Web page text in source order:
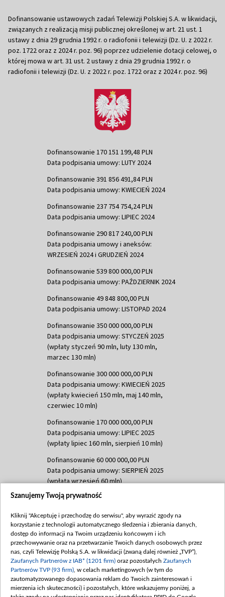
Dofinansowanie ustawowych zadań Telewizji Polskiej S.A. w likwidacji,
związanych z realizacją misji publicznej określonej w art. 21 ust. 1
ustawy z dnia 29 grudnia 1992 r. o radiofonii i telewizji (Dz. U. z 2022 r.
poz. 1722 oraz z 2024 r. poz. 96) poprzez udzielenie dotacji celowej, o
której mowa w art. 31 ust. 2 ustawy z dnia 29 grudnia 1992 r. o
radiofonii i telewizji (Dz. U. z 2022 r. poz. 1722 oraz z 2024 r. poz. 96)
Dofinansowanie 170 151 199,48 PLN
Data podpisania umowy: LUTY 2024
Dofinansowanie 391 856 491,84 PLN
Data podpisania umowy: KWIECIEŃ 2024
Dofinansowanie 237 754 754,24 PLN
Data podpisania umowy: LIPIEC 2024
Dofinansowanie 290 817 240,00 PLN
Data podpisania umowy i aneksów:
WRZESIEŃ 2024 i GRUDZIEŃ 2024
Dofinansowanie 539 800 000,00 PLN
Data podpisania umowy: PAŹDZIERNIK 2024
Dofinansowanie 49 848 800,00 PLN
Data podpisania umowy: LISTOPAD 2024
Dofinansowanie 350 000 000,00 PLN
Data podpisania umowy: STYCZEŃ 2025
(wpłaty styczeń 90 mln, luty 130 mln,
marzec 130 mln)
Dofinansowanie 300 000 000,00 PLN
Data podpisania umowy: KWIECIEŃ 2025
(wpłaty kwiecień 150 mln, maj 140 mln,
czerwiec 10 mln)
Dofinansowanie 170 000 000,00 PLN
Data podpisania umowy: LIPIEC 2025
(wpłaty lipiec 160 mln, sierpień 10 mln)
Dofinansowanie 60 000 000,00 PLN
Data podpisania umowy: SIERPIEŃ 2025
(wpłata wrzesień 60 mln)
Dofinansowanie 635 783 051,21 PLN
(wpłata wrzesień 100 mln, październik 350
mln, listopad 265 mln)
Dofinansowanie 48 862 000,00 PLN
Data podpisania umowy: GRUDZIEŃ 2025
(wpłata grudzień 60,548 mln)
Dofinansowanie 900 000 000,00 PLN
Data podpisania umowy: LUTY 2026 (wpłata
Szanujemy Twoją prywatność
Kliknij "Akceptuję i przechodzę do serwisu", aby wyrazić zgody na
korzystanie z technologii automatycznego śledzenia i zbierania danych,
dostęp do informacji na Twoim urządzeniu końcowym i ich
przechowywanie oraz na przetwarzanie Twoich danych osobowych przez
nas, czyli Telewizję Polską S.A. w likwidacji (zwaną dalej również „TVP”),
Zaufanych Partnerów z IAB* (1201 firm) oraz pozostałych Zaufanych
Partnerów TVP (93 firm) , w celach marketingowych (w tym do
zautomatyzowanego dopasowania reklam do Twoich zainteresowań i
mierzenia ich skuteczności) i pozostałych, które wskazujemy poniżej, a